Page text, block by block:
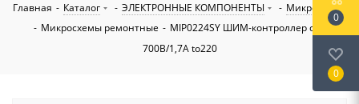
Главная - Каталог - ЭЛЕКТРОННЫЕ КОМПОНЕНТЫ - Микросхемы
- Микросхемы ремонтные - MIP0224SY ШИМ-контроллер с МОП
700В/1,7А to220
0
0